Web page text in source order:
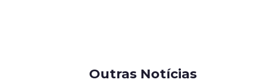
Outras Notícias